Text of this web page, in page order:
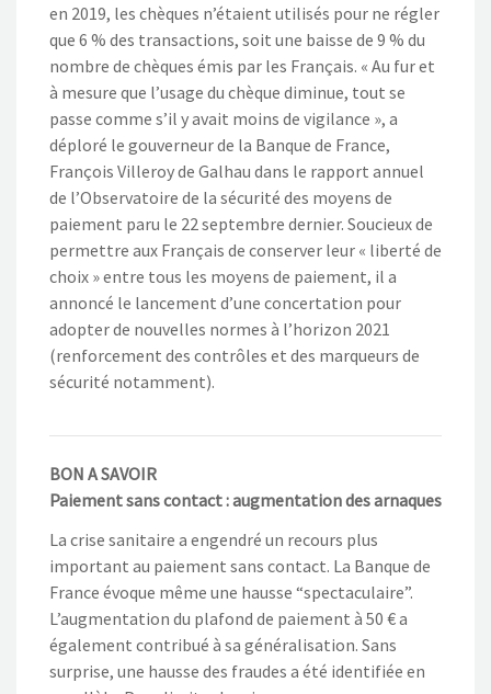
en 2019, les chèques n’étaient utilisés pour ne régler
que 6 % des transactions, soit une baisse de 9 % du
nombre de chèques émis par les Français. « Au fur et
à mesure que l’usage du chèque diminue, tout se
passe comme s’il y avait moins de vigilance », a
déploré le gouverneur de la Banque de France,
François Villeroy de Galhau dans le rapport annuel
de l’Observatoire de la sécurité des moyens de
paiement paru le 22 septembre dernier. Soucieux de
permettre aux Français de conserver leur « liberté de
choix » entre tous les moyens de paiement, il a
annoncé le lancement d’une concertation pour
adopter de nouvelles normes à l’horizon 2021
(renforcement des contrôles et des marqueurs de
sécurité notamment).
BON A SAVOIR
Paiement sans contact : augmentation des arnaques
La crise sanitaire a engendré un recours plus
important au paiement sans contact. La Banque de
France évoque même une hausse “spectaculaire”.
L’augmentation du plafond de paiement à 50 € a
également contribué à sa généralisation. Sans
surprise, une hausse des fraudes a été identifiée en